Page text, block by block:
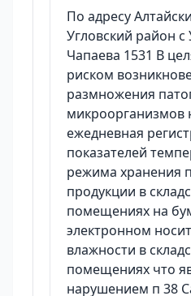
По адресу
Угловский район с
Чапаева 1531 В
риском
размножения
микроорганизмов
ежедневная
показателей
режима хранения
продукции в
помещениях на
электронном
влажности в
помещениях что
нарушением п 38